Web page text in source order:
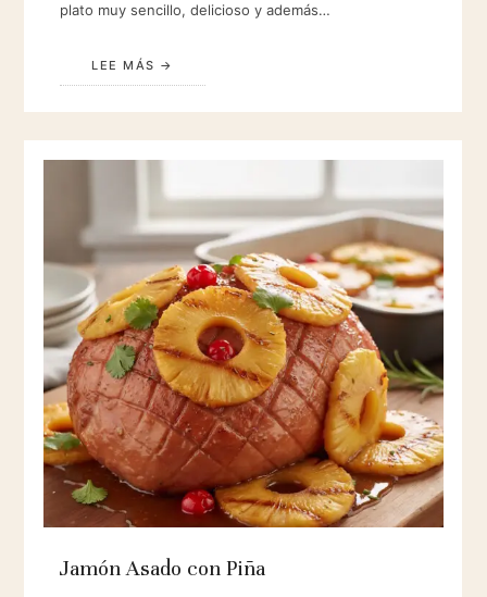
plato muy sencillo, delicioso y además…
LEE MÁS
Jamón Asado con Piña